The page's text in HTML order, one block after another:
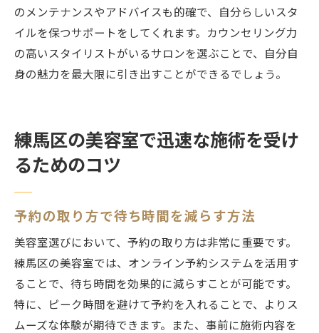
のメンテナンスやアドバイスも的確で、自分らしいスタ
イルを保つサポートをしてくれます。カウンセリング力
の高いスタイリストがいるサロンを選ぶことで、自分自
身の魅力を最大限に引き出すことができるでしょう。
練馬区の美容室で迅速な施術を受け
るためのコツ
予約の取り方で待ち時間を減らす方法
美容室選びにおいて、予約の取り方は非常に重要です。
練馬区の美容室では、オンライン予約システムを活用す
ることで、待ち時間を効果的に減らすことが可能です。
特に、ピーク時間を避けて予約を入れることで、よりス
ムーズな体験が期待できます。また、事前に施術内容を